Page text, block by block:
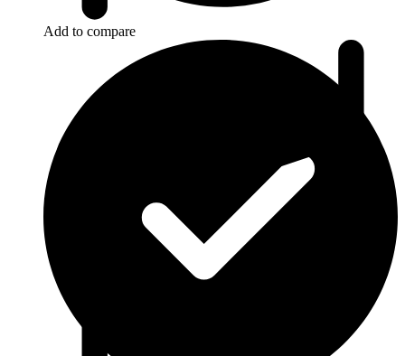
Add to compare